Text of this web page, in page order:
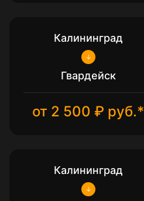
Калининград
Гвардейск
от 2 500 ₽ руб.*
Калининград